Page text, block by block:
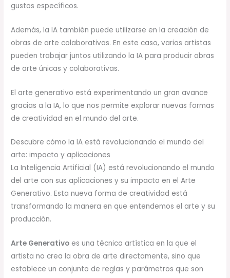
gustos específicos.
Además, la IA también puede utilizarse en la creación de
obras de arte colaborativas. En este caso, varios artistas
pueden trabajar juntos utilizando la IA para producir obras
de arte únicas y colaborativas.
El arte generativo está experimentando un gran avance
gracias a la IA, lo que nos permite explorar nuevas formas
de creatividad en el mundo del arte.
Descubre cómo la IA está revolucionando el mundo del
arte: impacto y aplicaciones
La Inteligencia Artificial (IA) está revolucionando el mundo
del arte con sus aplicaciones y su impacto en el Arte
Generativo. Esta nueva forma de creatividad está
transformando la manera en que entendemos el arte y su
producción.
Arte Generativo es una técnica artística en la que el
artista no crea la obra de arte directamente, sino que
establece un conjunto de reglas y parámetros que son